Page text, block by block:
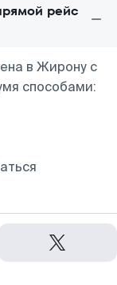
рейс
в Жирону с
способами: